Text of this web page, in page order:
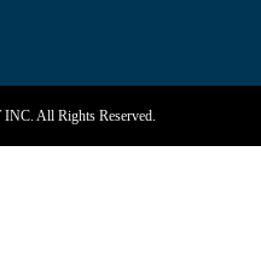
All Rights Reserved.